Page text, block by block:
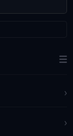
☰
›
›